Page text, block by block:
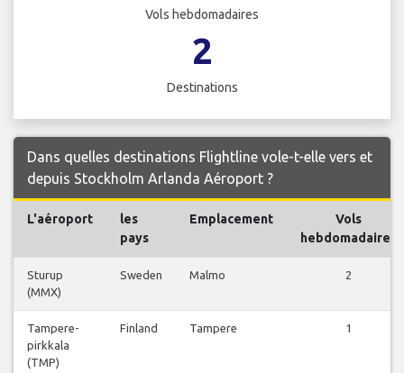
Vols hebdomadaires
2
Destinations
Dans quelles destinations Flightline vole-t-elle vers et
depuis Stockholm Arlanda Aéroport ?
L'aéroport
les
pays
Emplacement
Vols
hebdomadaires
Sturup
(MMX)
Sweden Malmo 2
Tampere-
pirkkala
(TMP)
Finland Tampere 1